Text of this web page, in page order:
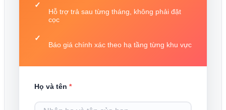
Hỗ trợ trả sau từng tháng, không phải đặt
cọc
Báo giá chính xác theo hạ tầng từng khu vực
Họ và tên *